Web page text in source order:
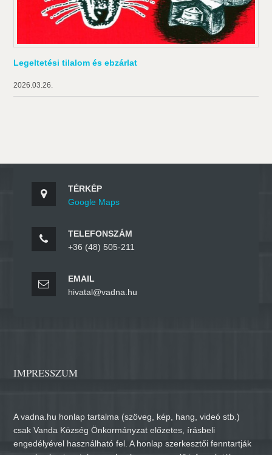
Legeltetési tilalom és ebzárlat
2026.03.26.
TÉRKÉP
Google Maps
TELEFONSZÁM
+36 (48) 505-211
EMAIL
hivatal@vadna.hu
IMPRESSZUM
A vadna.hu honlap tartalma (szöveg, kép, hang, videó stb.)
csak Vanda Község Önkormányzat előzetes, írásbeli
engedélyével használható fel. A honlap szerkesztői fenntartják